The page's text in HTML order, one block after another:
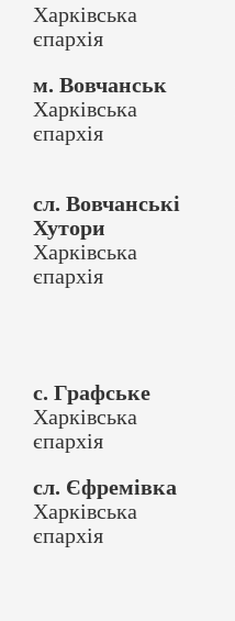
Харківська
єпархія
м. Вовчанськ
Харківська
єпархія
сл. Вовчанські
Хутори
Харківська
єпархія
с. Графське
Харківська
єпархія
сл. Єфремівка
Харківська
єпархія